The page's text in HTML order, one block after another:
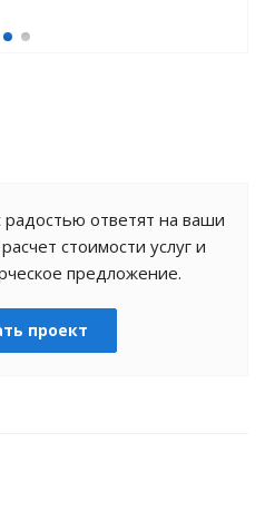
ответят на ваши
стоимости услуг и
предложение.
проект